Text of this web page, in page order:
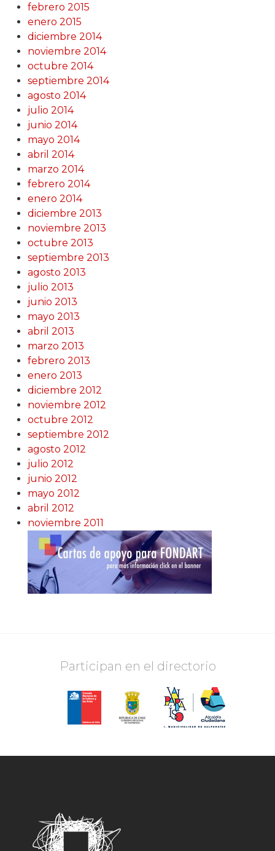
febrero 2015
enero 2015
diciembre 2014
noviembre 2014
octubre 2014
septiembre 2014
agosto 2014
julio 2014
junio 2014
mayo 2014
abril 2014
marzo 2014
febrero 2014
enero 2014
diciembre 2013
noviembre 2013
octubre 2013
septiembre 2013
agosto 2013
julio 2013
junio 2013
mayo 2013
abril 2013
marzo 2013
febrero 2013
enero 2013
diciembre 2012
noviembre 2012
octubre 2012
septiembre 2012
agosto 2012
julio 2012
junio 2012
mayo 2012
abril 2012
noviembre 2011
Participan en el directorio